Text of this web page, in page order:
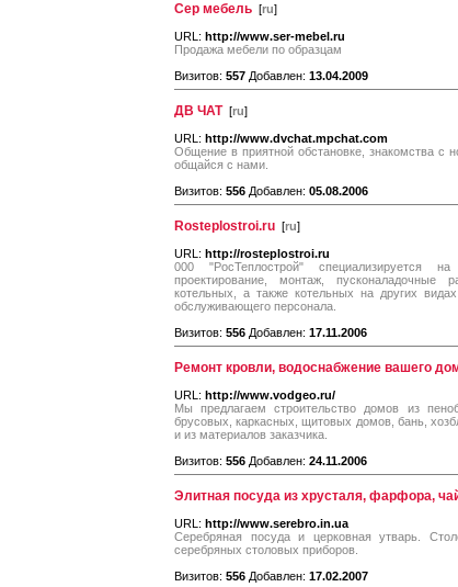
Сер мебель [ru]
URL: http://www.ser-mebel.ru
Продажа мебели по образцам
Визитов: 557 Добавлен: 13.04.2009
ДВ ЧАТ[ru]
URL: http://www.dvchat.mpchat.com
Общение в приятной обстановке, знакомства
общайся с нами.
Визитов: 556 Добавлен: 05.08.2006
Rosteplostroi.ru [ru]
URL: http://rosteplostroi.ru
000 "РосТеплострой" специализируется
проектирование, монтаж, пусконаладочные
котельных, а также котельных на других
обслуживающего персонала.
Визитов: 556 Добавлен: 17.11.2006
Ремонт кровли, водоснабжение вашего
URL: http://www.vodgeo.ru/
Мы предлагаем строительство домов из
брусовых, каркасных, щитовых домов, бань,
и из материалов заказчика.
Визитов: 556 Добавлен: 24.11.2006
Элитная посуда из хрусталя, фарфора,
URL: http://www.serebro.in.ua
Серебряная посуда и церковная утварь.
серебряных столовых приборов.
Визитов: 556 Добавлен: 17.02.2007